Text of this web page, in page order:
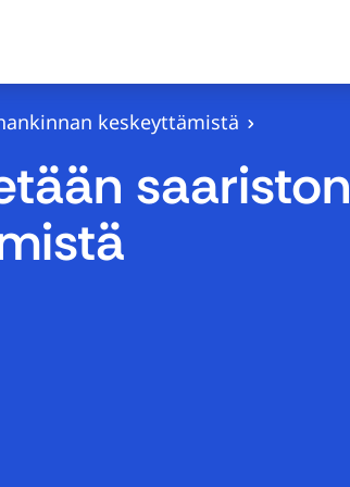
keskeyttämistä
saariston